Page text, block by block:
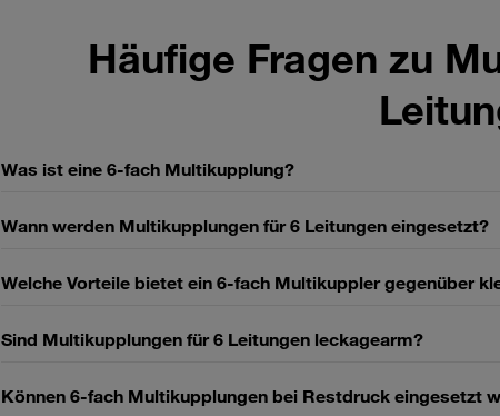
Häufige Fragen zu
Was ist eine 6‑fach Multikupplung?
Wann werden Multikupplungen für 6 Leitungen eingesetzt?
Welche Vorteile bietet ein 6‑fach Multikuppler gegenüber
Sind Multikupplungen für 6 Leitungen leckagearm?
Können 6‑fach Multikupplungen bei Restdruck eingesetzt